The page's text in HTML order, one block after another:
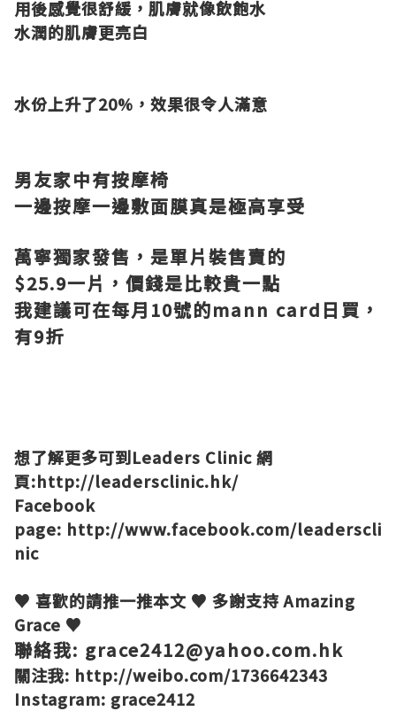
用後感覺很舒緩，肌膚就像飲飽水
水潤的肌膚更亮白
水份上升了20%， 效果很令人滿意
男友家中有按摩椅
一邊按摩一邊敷面膜真是極高享受
萬寧獨家發售，是單片裝售賣的
$25.9一片，價錢是比較貴一點
我建議可在每月10號的mann card日買，
有9折
想了解更多可到Leaders Clinic 網
頁:http://leadersclinic.hk/
Facebook
page: http://www.facebook.com/leaderscli
nic
♥ 喜歡的請推一推本文 ♥ 多謝支持 Amazing
Grace ♥
聯絡我: grace2412@yahoo.com.hk
關注我: http://weibo.com/1736642343
Instagram: grace2412